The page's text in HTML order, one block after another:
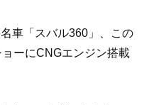
車「スバル360」、この
ーにCNGエンジン搭載